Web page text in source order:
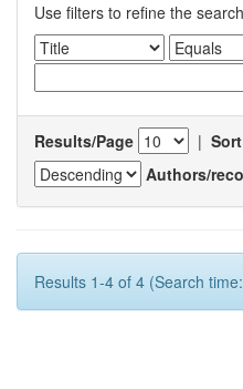
Use filters to refine the
Results/Page |
Authors/
Results 1-4 of 4 (Search